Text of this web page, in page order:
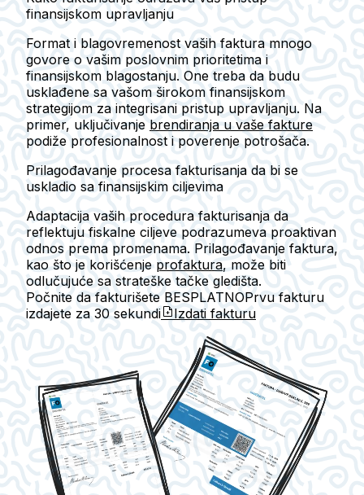
finansijskom upravljanju
Format i blagovremenost vaših faktura mnogo
govore o vašim poslovnim prioritetima i
finansijskom blagostanju. One treba da budu
usklađene sa vašom širokom finansijskom
strategijom za integrisani pristup upravljanju. Na
primer, uključivanje brendiranja u vaše fakture
podiže profesionalnost i poverenje potrošača.
Prilagođavanje procesa fakturisanja da bi se
uskladio sa finansijskim ciljevima
Adaptacija vaših procedura fakturisanja da
reflektuju fiskalne ciljeve podrazumeva proaktivan
odnos prema promenama. Prilagođavanje faktura,
kao što je korišćenje profaktura, može biti
odlučujuće sa strateške tačke gledišta.
Počnite da fakturišete BESPLATNOPrvu fakturu
izdajete za 30 sekundi Izdati fakturu